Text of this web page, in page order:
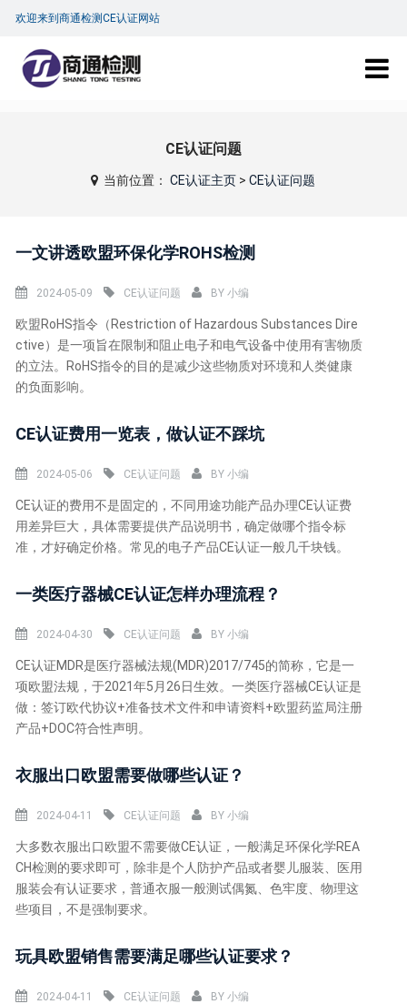
欢迎来到商通检测CE认证网站
CE认证问题
当前位置：CE认证主页 >CE认证问题
一文讲透欧盟环保化学ROHS检测
2024-05-09 CE认证问题 BY小编
欧盟RoHS指令（Restriction of Hazardous Substances Dire
ctive）是一项旨在限制和阻止电子和电气设备中使用有害物质
的立法。RoHS指令的目的是减少这些物质对环境和人类健康
的负面影响。
CE认证费用一览表，做认证不踩坑
2024-05-06 CE认证问题 BY小编
CE认证的费用不是固定的，不同用途功能产品办理CE认证费
用差异巨大，具体需要提供产品说明书，确定做哪个指令标
准，才好确定价格。常见的电子产品CE认证一般几千块钱。
一类医疗器械CE认证怎样办理流程？
2024-04-30 CE认证问题 BY小编
CE认证MDR是医疗器械法规(MDR)2017/745的简称，它是一
项欧盟法规，于2021年5月26日生效。一类医疗器械CE认证是
做：签订欧代协议+准备技术文件和申请资料+欧盟药监局注册
产品+DOC符合性声明。
衣服出口欧盟需要做哪些认证？
2024-04-11 CE认证问题 BY小编
大多数衣服出口欧盟不需要做CE认证，一般满足环保化学REA
CH检测的要求即可，除非是个人防护产品或者婴儿服装、医用
服装会有认证要求，普通衣服一般测试偶氮、色牢度、物理这
些项目，不是强制要求。
玩具欧盟销售需要满足哪些认证要求？
2024-04-11 CE认证问题 BY小编